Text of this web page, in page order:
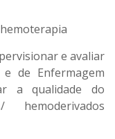
e avaliar
de Enfermagem
a qualidade do
hemoderivados